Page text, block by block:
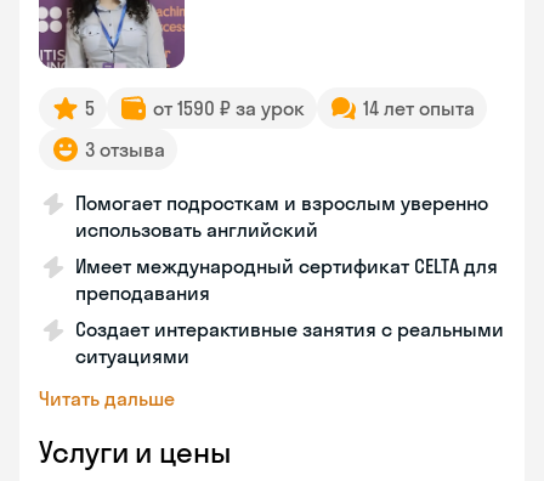
5 от 1590 ₽ за урок
14 лет опыта
3 отзыва
Помогает подросткам и взрослым уверенно
использовать английский
Имеет международный сертификат CELTA для
преподавания
Создает интерактивные занятия с реальными
ситуациями
Читать дальше
Услуги и цены